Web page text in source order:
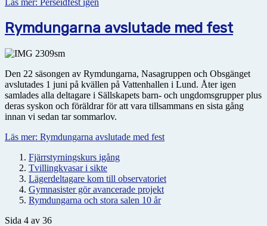
Läs mer: Perseidfest igen
Rymdungarna avslutade med fest
Den 22 säsongen av Rymdungarna, Nasagruppen och Obsgänget
avslutades 1 juni på kvällen på Vattenhallen i Lund. Åter igen
samlades alla deltagare i Sällskapets barn- och ungdomsgrupper plus
deras syskon och föräldrar för att vara tillsammans en sista gång
innan vi sedan tar sommarlov.
Läs mer: Rymdungarna avslutade med fest
Fjärrstyrningskurs igång
Tvillingkvasar i sikte
Lägerdeltagare kom till observatoriet
Gymnasister gör avancerade projekt
Rymdungarna och stora salen 10 år
Sida 4 av 36